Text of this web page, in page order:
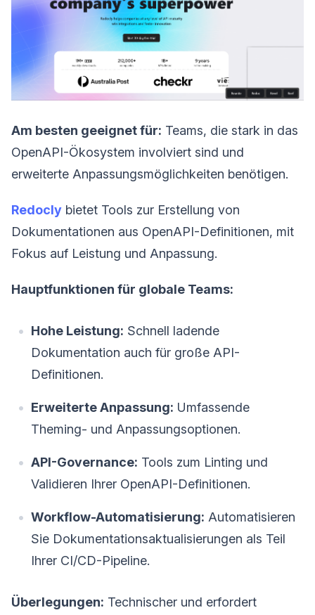
Am besten geeignet für: Teams, die stark in das
OpenAPI-Ökosystem involviert sind und
erweiterte Anpassungsmöglichkeiten benötigen.
Redocly bietet Tools zur Erstellung von
Dokumentationen aus OpenAPI-Definitionen, mit
Fokus auf Leistung und Anpassung.
Hauptfunktionen für globale Teams:
Hohe Leistung: Schnell ladende
Dokumentation auch für große API-
Definitionen.
Erweiterte Anpassung: Umfassende
Theming- und Anpassungsoptionen.
API-Governance: Tools zum Linting und
Validieren Ihrer OpenAPI-Definitionen.
Workflow-Automatisierung: Automatisieren
Sie Dokumentationsaktualisierungen als Teil
Ihrer CI/CD-Pipeline.
Überlegungen: Technischer und erfordert